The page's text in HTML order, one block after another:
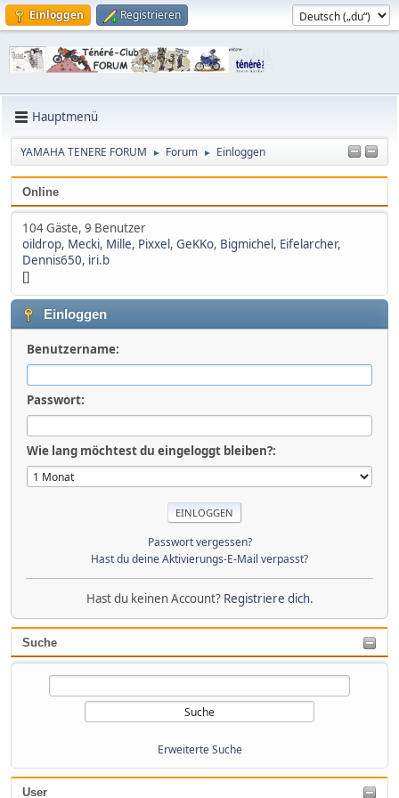
Einloggen Registrieren
Hauptmenü
YAMAHA TENERE FORUM ► Forum ► Einloggen
Suche
Erweiterte Suche
User
Online
104 Gäste, 9 Benutzer
oildrop, Mecki, Mille, Pixxel, GeKKo, Bigmichel, Eifelarcher,
Dennis650, iri.b
[]
Einloggen
Benutzername:
Passwort:
Wie lang möchtest du eingeloggt bleiben?:
Passwort vergessen?
Hast du deine Aktivierungs-E-Mail verpasst?
Hast du keinen Account? Registriere dich.